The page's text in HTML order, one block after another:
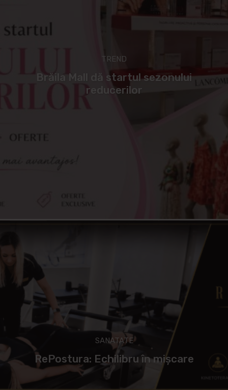
TREND
Brăila Mall dă startul sezonului
reducerilor
SANATATE
RePostura: Echilibru în mișcare